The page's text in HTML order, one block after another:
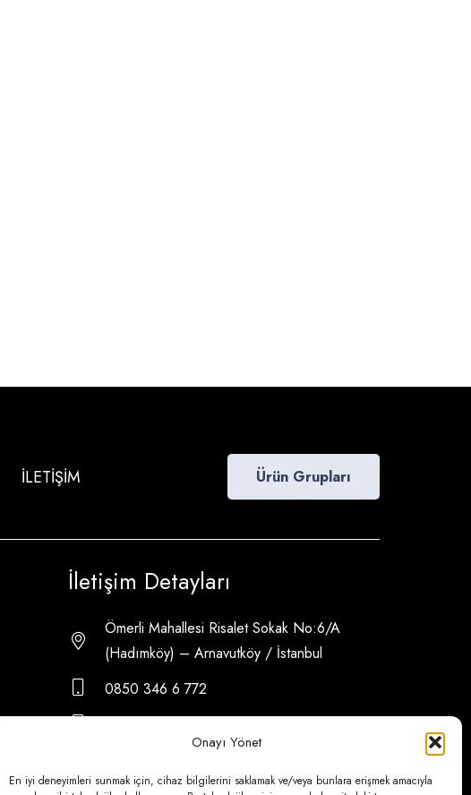
Onayı Yönet
En iyi deneyimleri sunmak için, cihaz bilgilerini saklamak ve/veya bunlara erişmek amacıyla
İLETİŞİM Ürün Grupları
İletişim Detayları
Ömerli Mahallesi Risalet Sokak No:6/A
(Hadımköy) – Arnavutköy / İstanbul
0850 346 6 772